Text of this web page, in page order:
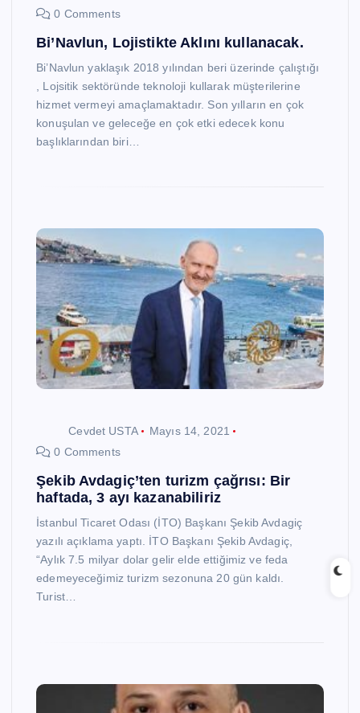
0 Comments
Bi’Navlun, Lojistikte Aklını kullanacak.
Bi’Navlun yaklaşık 2018 yılından beri üzerinde çalıştığı
, Lojsitik sektöründe teknoloji kullarak müşterilerine
hizmet vermeyi amaçlamaktadır. Son yılların en çok
konuşulan ve geleceğe en çok etki edecek konu
başlıklarından biri…
Cevdet USTA
Mayıs 14, 2021
0 Comments
Şekib Avdagiç’ten turizm çağrısı: Bir
haftada, 3 ayı kazanabiliriz
İstanbul Ticaret Odası (İTO) Başkanı Şekib Avdagiç
yazılı açıklama yaptı. İTO Başkanı Şekib Avdagiç,
“Aylık 7.5 milyar dolar gelir elde ettiğimiz ve feda
edemeyeceğimiz turizm sezonuna 20 gün kaldı.
Turist…